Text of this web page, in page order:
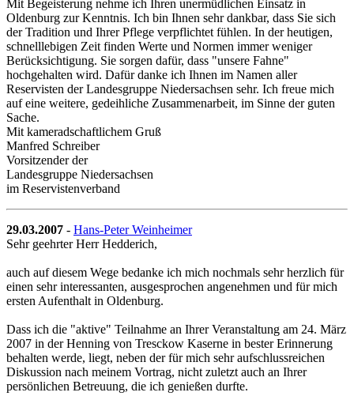
Mit Begeisterung nehme ich Ihren unermüdlichen Einsatz in
Oldenburg zur Kenntnis. Ich bin Ihnen sehr dankbar, dass Sie sich
der Tradition und Ihrer Pflege verpflichtet fühlen. In der heutigen,
schnelllebigen Zeit finden Werte und Normen immer weniger
Berücksichtigung. Sie sorgen dafür, dass "unsere Fahne"
hochgehalten wird. Dafür danke ich Ihnen im Namen aller
Reservisten der Landesgruppe Niedersachsen sehr. Ich freue mich
auf eine weitere, gedeihliche Zusammenarbeit, im Sinne der guten
Sache.
Mit kameradschaftlichem Gruß
Manfred Schreiber
Vorsitzender der
Landesgruppe Niedersachsen
im Reservistenverband
29.03.2007 - Hans-Peter Weinheimer
Sehr geehrter Herr Hedderich,
auch auf diesem Wege bedanke ich mich nochmals sehr herzlich für
einen sehr interessanten, ausgesprochen angenehmen und für mich
ersten Aufenthalt in Oldenburg.
Dass ich die "aktive" Teilnahme an Ihrer Veranstaltung am 24. März
2007 in der Henning von Tresckow Kaserne in bester Erinnerung
behalten werde, liegt, neben der für mich sehr aufschlussreichen
Diskussion nach meinem Vortrag, nicht zuletzt auch an Ihrer
persönlichen Betreuung, die ich genießen durfte.